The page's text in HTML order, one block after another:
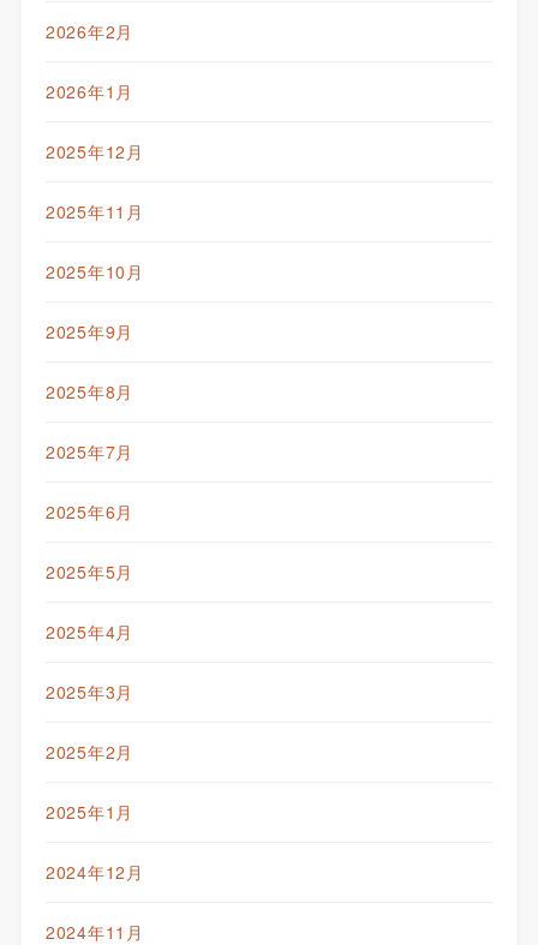
2026年2月
2026年1月
2025年12月
2025年11月
2025年10月
2025年9月
2025年8月
2025年7月
2025年6月
2025年5月
2025年4月
2025年3月
2025年2月
2025年1月
2024年12月
2024年11月